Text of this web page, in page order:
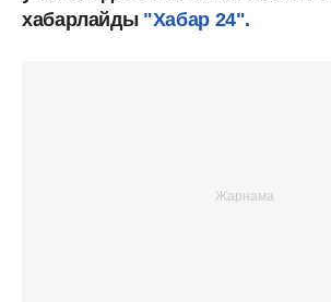
хабарлайды "Хабар 24".